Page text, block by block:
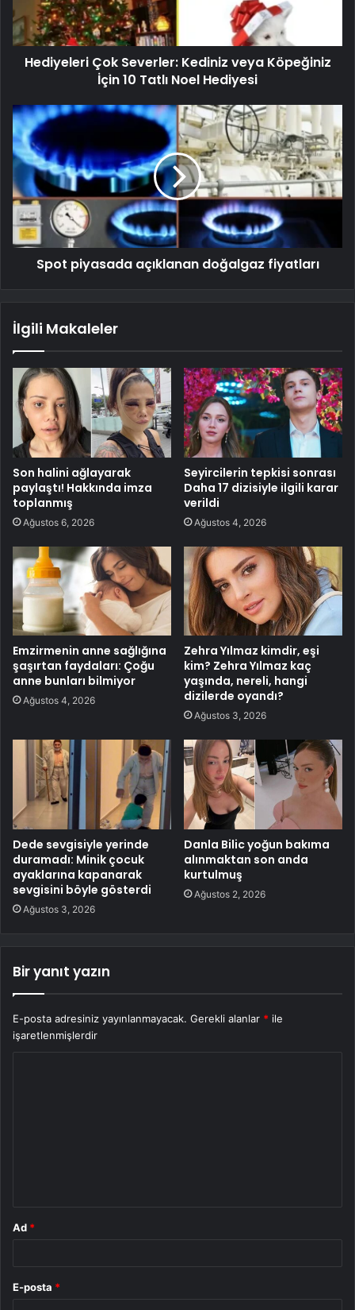
Hediyeleri Çok Severler: Kediniz veya Köpeğiniz
İçin 10 Tatlı Noel Hediyesi
Spot piyasada açıklanan doğalgaz fiyatları
İlgili Makaleler
Son halini ağlayarak
paylaştı! Hakkında imza
toplanmış
Ağustos 6, 2026
Seyircilerin tepkisi sonrası
Daha 17 dizisiyle ilgili karar
verildi
Ağustos 4, 2026
Emzirmenin anne sağlığına
şaşırtan faydaları: Çoğu
anne bunları bilmiyor
Ağustos 4, 2026
Zehra Yılmaz kimdir, eşi
kim? Zehra Yılmaz kaç
yaşında, nereli, hangi
dizilerde oyandı?
Ağustos 3, 2026
Dede sevgisiyle yerinde
duramadı: Minik çocuk
ayaklarına kapanarak
sevgisini böyle gösterdi
Ağustos 3, 2026
Danla Bilic yoğun bakıma
alınmaktan son anda
kurtulmuş
Ağustos 2, 2026
Bir yanıt yazın
E-posta adresiniz yayınlanmayacak. Gerekli alanlar * ile
işaretlenmişlerdir
Ad *
E-posta *